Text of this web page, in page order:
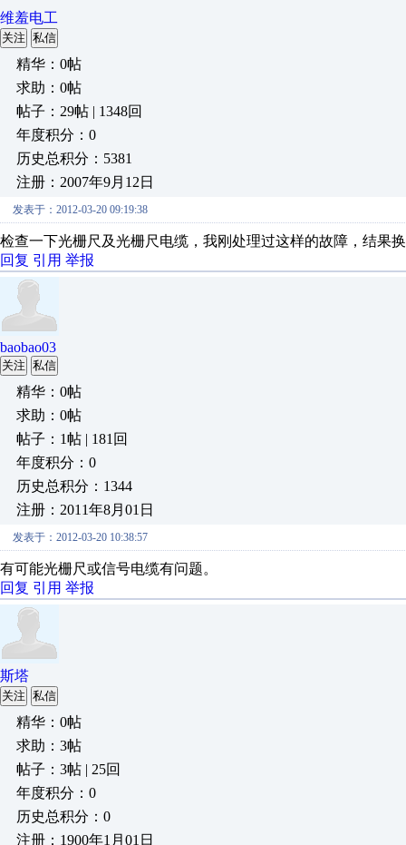
维羞电工
关注 私信
精华：0帖
求助：0帖
帖子：29帖 | 1348回
年度积分：0
历史总积分：5381
注册：2007年9月12日
发表于：2012-03-20 09:19:38
检查一下光栅尺及光栅尺电缆，我刚处理过这样的故障，结果
回复 引用 举报
baobao03
关注 私信
精华：0帖
求助：0帖
帖子：1帖 | 181回
年度积分：0
历史总积分：1344
注册：2011年8月01日
发表于：2012-03-20 10:38:57
有可能光栅尺或信号电缆有问题。
回复 引用 举报
斯塔
关注 私信
精华：0帖
求助：3帖
帖子：3帖 | 25回
年度积分：0
历史总积分：0
注册：1900年1月01日